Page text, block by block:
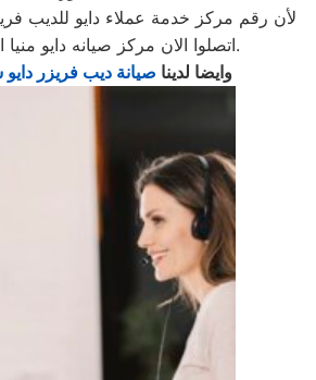
لأن رقم مركز خدمة عملاء دايو للديب
اتصلوا الان مركز صيانه دايو منيا القمح مباشرة.
وايضا لدينا صيانة ديب فريزر